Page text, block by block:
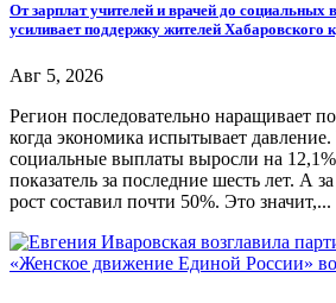
От зарплат учителей и врачей до
усиливает поддержку жителей Хабаровского
Авг 5, 2026
Регион последовательно наращивает
когда экономика испытывает
социальные выплаты выросли на
показатель за последние шесть лет. А
рост составил почти 50%. Это значит,...